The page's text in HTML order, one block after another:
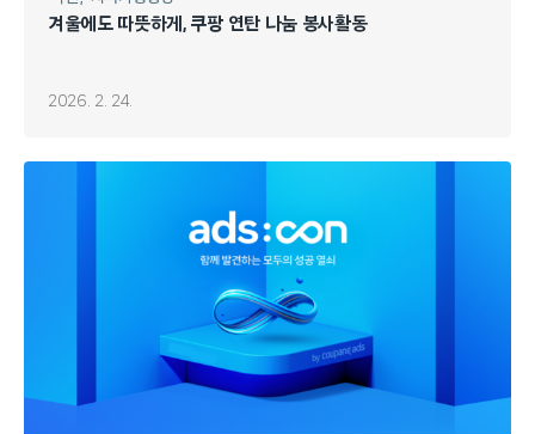
겨울에도 따뜻하게, 쿠팡 연탄 나눔 봉사활동
2026. 2. 24.